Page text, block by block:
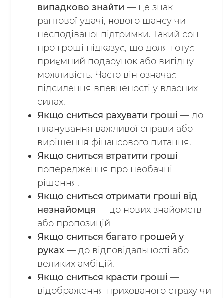
випадково знайти — це знак
раптової удачі, нового шансу чи
несподіваної підтримки. Такий сон
про гроші підказує, що доля готує
приємний подарунок або вигідну
можливість. Часто він означає
підсилення впевненості у власних
силах.
Якщо сниться рахувати гроші — до
планування важливої справи або
вирішення фінансового питання.
Якщо сниться втратити гроші —
попередження про необачні
рішення.
Якщо сниться отримати гроші від
незнайомця — до нових знайомств
або пропозицій.
Якщо сниться багато грошей у
руках — до відповідальності або
великих амбіцій.
Якщо сниться красти гроші —
відображення прихованого страху чи